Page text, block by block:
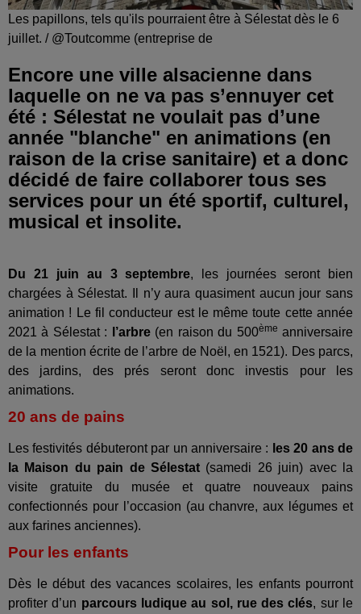
Les papillons, tels qu'ils pourraient être à Sélestat dès le 6
juillet. / @Toutcomme (entreprise de
Encore une ville alsacienne dans
laquelle on ne va pas s’ennuyer cet
été : Sélestat ne voulait pas d’une
année "blanche" en animations (en
raison de la crise sanitaire) et a donc
décidé de faire collaborer tous ses
services pour un été sportif, culturel,
musical et insolite.
Du 21 juin au 3 septembre, les journées seront bien
chargées à Sélestat. Il n’y aura quasiment aucun jour sans
animation ! Le fil conducteur est le même toute cette année
2021 à Sélestat : l’arbre(en raison du 500ème anniversaire
de la mention écrite de l’arbre de Noël, en 1521). Des parcs,
des jardins, des prés seront donc investis pour les
animations.
20 ans de pains
Les festivités débuteront par un anniversaire : les 20 ans de
la Maison du pain de Sélestat (samedi 26 juin) avec la
visite gratuite du musée et quatre nouveaux pains
confectionnés pour l’occasion (au chanvre, aux légumes et
aux farines anciennes).
Pour les enfants
Dès le début des vacances scolaires, les enfants pourront
profiter d’un parcours ludique au sol, rue des clés, sur le